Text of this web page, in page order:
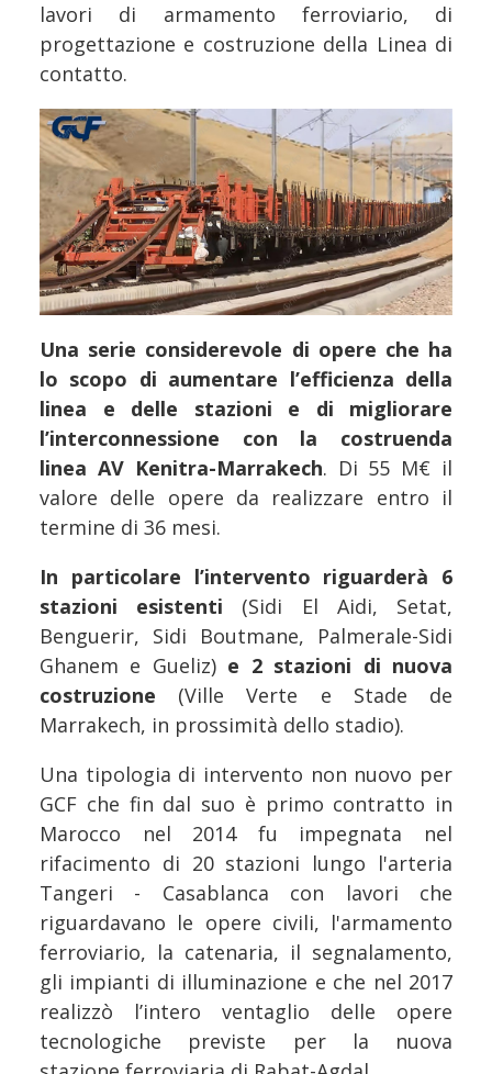
lavori di armamento ferroviario, di
progettazione e costruzione della Linea di
contatto.
Una serie considerevole di opere che ha
lo scopo di aumentare l’efficienza della
linea e delle stazioni e di migliorare
l’interconnessione con la costruenda
linea AV Kenitra-Marrakech. Di 55 M€ il
valore delle opere da realizzare entro il
termine di 36 mesi.
In particolare l’intervento riguarderà 6
stazioni esistenti (Sidi El Aidi, Setat,
Benguerir, Sidi Boutmane, Palmerale-Sidi
Ghanem e Gueliz) e 2 stazioni di nuova
costruzione (Ville Verte e Stade de
Marrakech, in prossimità dello stadio).
Una tipologia di intervento non nuovo per
GCF che fin dal suo è primo contratto in
Marocco nel 2014 fu impegnata nel
rifacimento di 20 stazioni lungo l'arteria
Tangeri - Casablanca con lavori che
riguardavano le opere civili, l'armamento
ferroviario, la catenaria, il segnalamento,
gli impianti di illuminazione e che nel 2017
realizzò l’intero ventaglio delle opere
tecnologiche previste per la nuova